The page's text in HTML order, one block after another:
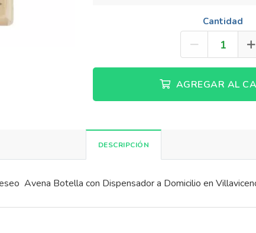
Cantidad
AGREGAR AL
DESCRIPCIÓN
Avena Botella con Dispensador a Domicilio en